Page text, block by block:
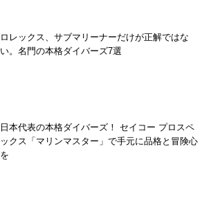
ロレックス、サブマリーナーだけが正解ではな
い。名門の本格ダイバーズ7選
日本代表の本格ダイバーズ！ セイコー プロスペ
ックス「マリンマスター」で手元に品格と冒険心
を